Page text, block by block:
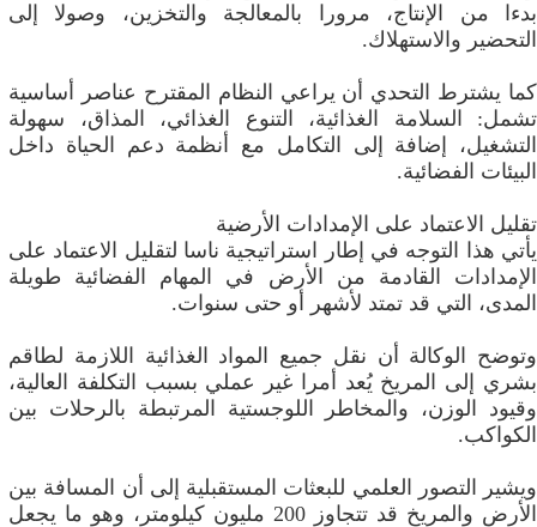
بدءا من الإنتاج، مرورا بالمعالجة والتخزين، وصولا إلى
التحضير والاستهلاك.
كما يشترط التحدي أن يراعي النظام المقترح عناصر أساسية
تشمل: السلامة الغذائية، التنوع الغذائي، المذاق، سهولة
التشغيل، إضافة إلى التكامل مع أنظمة دعم الحياة داخل
البيئات الفضائية.
تقليل الاعتماد على الإمدادات الأرضية
يأتي هذا التوجه في إطار استراتيجية ناسا لتقليل الاعتماد على
الإمدادات القادمة من الأرض في المهام الفضائية طويلة
المدى، التي قد تمتد لأشهر أو حتى سنوات.
وتوضح الوكالة أن نقل جميع المواد الغذائية اللازمة لطاقم
بشري إلى المريخ يُعد أمرا غير عملي بسبب التكلفة العالية،
وقيود الوزن، والمخاطر اللوجستية المرتبطة بالرحلات بين
الكواكب.
ويشير التصور العلمي للبعثات المستقبلية إلى أن المسافة بين
الأرض والمريخ قد تتجاوز 200 مليون كيلومتر، وهو ما يجعل